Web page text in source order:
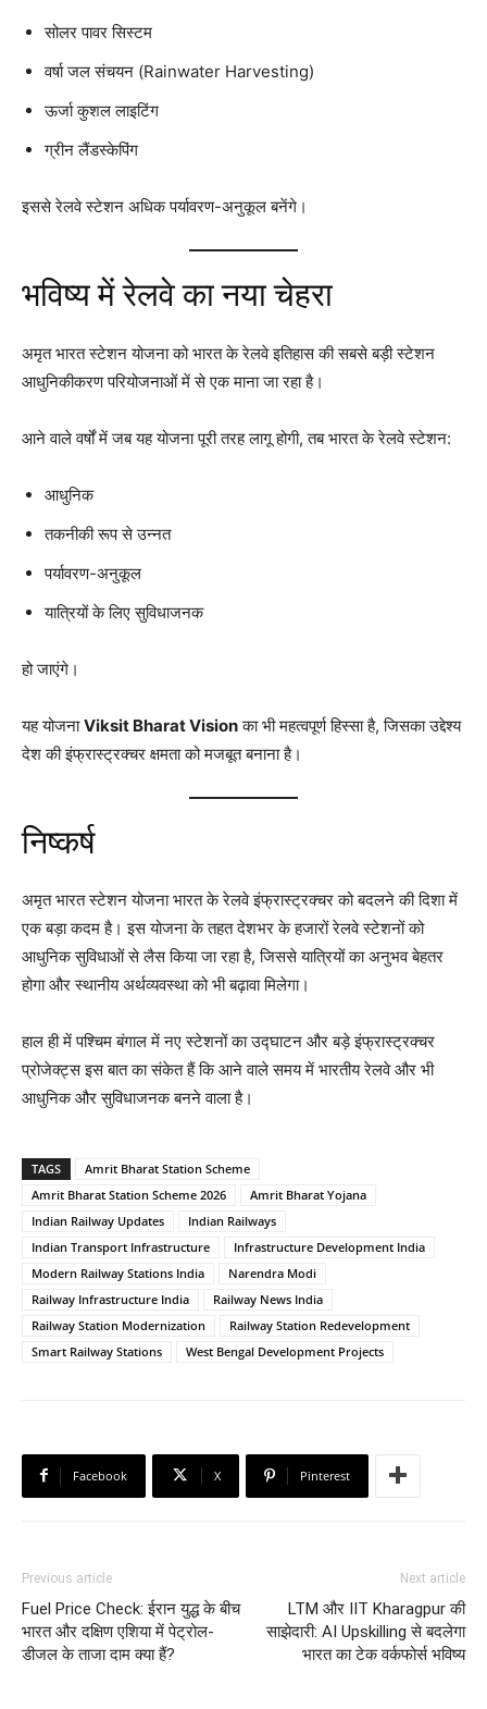
सोलर पावर सिस्टम
वर्षा जल संचयन (Rainwater Harvesting)
ऊर्जा कुशल लाइटिंग
ग्रीन लैंडस्केपिंग
इससे रेलवे स्टेशन अधिक पर्यावरण-अनुकूल बनेंगे।
भविष्य में रेलवे का नया चेहरा
अमृत भारत स्टेशन योजना को भारत के रेलवे इतिहास की सबसे बड़ी स्टेशन
आधुनिकीकरण परियोजनाओं में से एक माना जा रहा है।
आने वाले वर्षों में जब यह योजना पूरी तरह लागू होगी, तब भारत के रेलवे स्टेशन:
आधुनिक
तकनीकी रूप से उन्नत
पर्यावरण-अनुकूल
यात्रियों के लिए सुविधाजनक
हो जाएंगे।
यह योजनाViksit Bharat Visionका भी महत्वपूर्ण हिस्सा है, जिसका उद्देश्य
देश की इंफ्रास्ट्रक्चर क्षमता को मजबूत बनाना है।
निष्कर्ष
अमृत भारत स्टेशन योजना भारत के रेलवे इंफ्रास्ट्रक्चर को बदलने की दिशा में
एक बड़ा कदम है। इस योजना के तहत देशभर के हजारों रेलवे स्टेशनों को
आधुनिक सुविधाओं से लैस किया जा रहा है, जिससे यात्रियों का अनुभव बेहतर
होगा और स्थानीय अर्थव्यवस्था को भी बढ़ावा मिलेगा।
हाल ही में पश्चिम बंगाल में नए स्टेशनों का उद्घाटन और बड़े इंफ्रास्ट्रक्चर
प्रोजेक्ट्स इस बात का संकेत हैं कि आने वाले समय में भारतीय रेलवे और भी
आधुनिक और सुविधाजनक बनने वाला है।
TAGS
Amrit Bharat Station Scheme
Amrit Bharat Station Scheme 2026
Amrit Bharat Yojana
Indian Railway Updates
Indian Railways
Indian Transport Infrastructure
Infrastructure Development India
Modern Railway Stations India
Narendra Modi
Railway Infrastructure India
Railway News India
Railway Station Modernization
Railway Station Redevelopment
Smart Railway Stations
West Bengal Development Projects
Facebook X Pinterest
Previous article
Fuel Price Check: ईरान युद्ध के बीच
भारत और दक्षिण एशिया में पेट्रोल-
डीजल के ताजा दाम क्या हैं?
Next article
LTM और IIT Kharagpur की
साझेदारी: AI Upskilling से बदलेगा
भारत का टेक वर्कफोर्स भविष्य